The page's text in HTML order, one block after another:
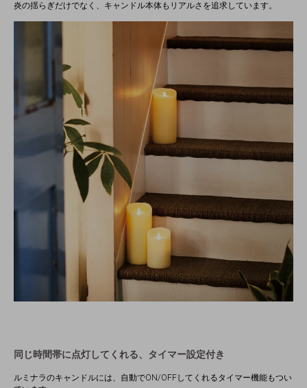
炎の揺らぎだけでなく、キャンドル本体もリアルさを追求しています。
同じ時間帯に点灯してくれる、タイマー設定付き
ルミナラのキャンドルには、自動でON/OFFしてくれるタイマー機能もつい